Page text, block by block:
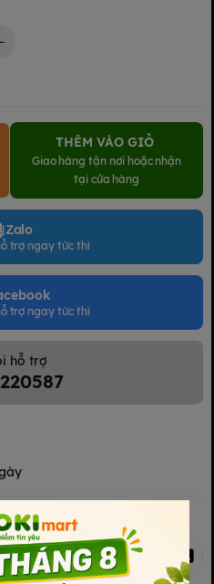
THÊM VÀO GIỎ
Giao hàng tận nơi hoặc nhận
tại cửa hàng
Zalo
trợ ngay tức thì
trợ ngay tức thì
hỗ trợ
Chia sẻ